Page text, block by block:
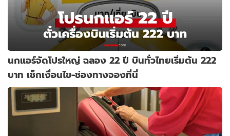
นกแอร์จัดโปรใหญ่ ฉลอง 22 ปี บินทั่วไทยเริ่มต้น 222
บาท เช็กเงื่อนไข-ช่องทางจองที่นี่